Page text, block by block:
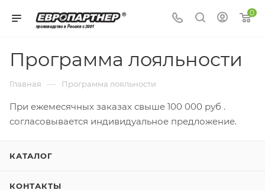
0
Программа лояльности
Главная — Программа лояльности
При ежемесячных заказах свыше 100 000 руб .
согласовывается индивидуальное предложение.
КАТАЛОГ
КОНТАКТЫ